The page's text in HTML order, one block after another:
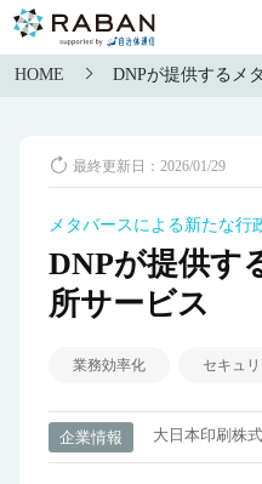
HOME DNPが提供するメ
最終更新日：2026/01/29
メタバースによる新たな行
DNPが提供す
所サービス
業務効率化 セキュ
企業情報 大日本印刷株